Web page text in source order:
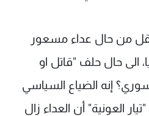
من حال عداء مسعور
الى حال حلف "قاتل او
إنه الضياع السياسي
العونية" أن العداء زال